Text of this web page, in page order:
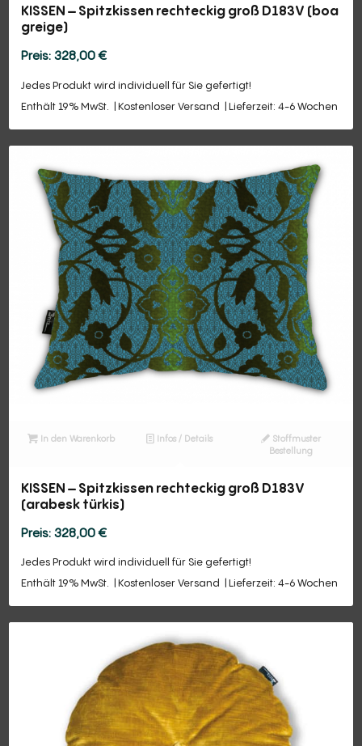
KISSEN – Spitzkissen rechteckig groß D183V (boa
greige)
328,00€
Jedes Produkt wird individuell für Sie gefertigt!
Enthält 19% MwSt.
Kostenloser Versand Lieferzeit: 4-6 Wochen
In den Warenkorb Infos / Details
Stoffmuster
Bestellung
KISSEN – Spitzkissen rechteckig groß D183V
(arabesk türkis)
328,00€
Jedes Produkt wird individuell für Sie gefertigt!
Enthält 19% MwSt.
Kostenloser Versand Lieferzeit: 4-6 Wochen